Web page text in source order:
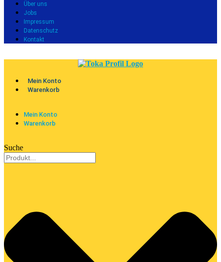
Über uns
Jobs
Impressum
Datenschutz
Kontakt
Mein Konto
Warenkorb
Mein Konto
Warenkorb
Suche